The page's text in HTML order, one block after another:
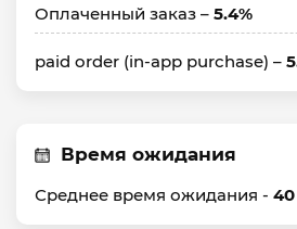
Оплаченный заказ – 5.4%
paid order (in-app purchase) –
Время ожидания
Среднее время ожидания - 40